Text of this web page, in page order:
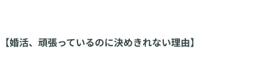
【婚活、頑張っているのに決めきれない理由】